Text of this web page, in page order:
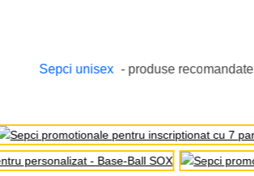
Sepci unisex - produse recomandate